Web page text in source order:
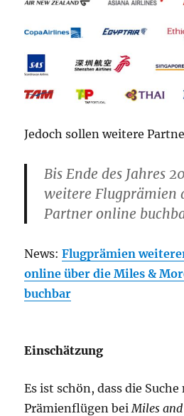
Jedoch sollen weitere
Bis Ende des Jahres
weitere Flugprämien
Partner online
News:Flugprämien
online über die Miles &
buchbar
Einschätzung
Es ist schön, dass die Suche
Prämienflügen bei Miles